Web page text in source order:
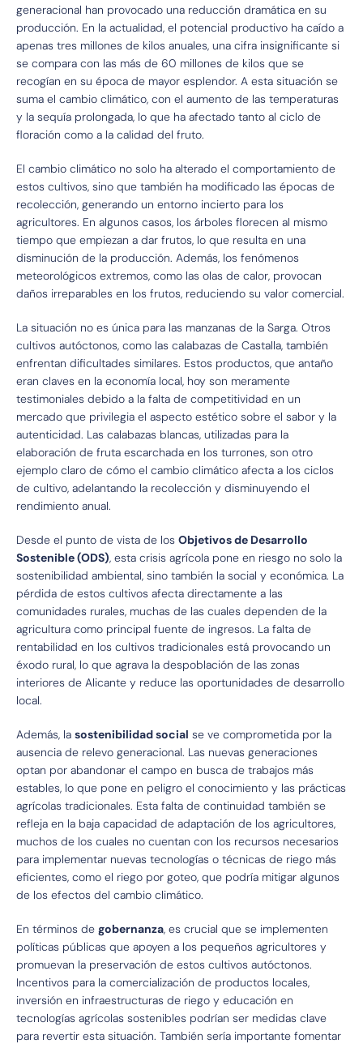
generacional han provocado una reducción dramática en su
producción. En la actualidad, el potencial productivo ha caído a
apenas tres millones de kilos anuales, una cifra insignificante si
se compara con las más de 60 millones de kilos que se
recogían en su época de mayor esplendor. A esta situación se
suma el cambio climático, con el aumento de las temperaturas
y la sequía prolongada, lo que ha afectado tanto al ciclo de
floración como a la calidad del fruto.
El cambio climático no solo ha alterado el comportamiento de
estos cultivos, sino que también ha modificado las épocas de
recolección, generando un entorno incierto para los
agricultores. En algunos casos, los árboles florecen al mismo
tiempo que empiezan a dar frutos, lo que resulta en una
disminución de la producción. Además, los fenómenos
meteorológicos extremos, como las olas de calor, provocan
daños irreparables en los frutos, reduciendo su valor comercial.
La situación no es única para las manzanas de la Sarga. Otros
cultivos autóctonos, como las calabazas de Castalla, también
enfrentan dificultades similares. Estos productos, que antaño
eran claves en la economía local, hoy son meramente
testimoniales debido a la falta de competitividad en un
mercado que privilegia el aspecto estético sobre el sabor y la
autenticidad. Las calabazas blancas, utilizadas para la
elaboración de fruta escarchada en los turrones, son otro
ejemplo claro de cómo el cambio climático afecta a los ciclos
de cultivo, adelantando la recolección y disminuyendo el
rendimiento anual.
Desde el punto de vista de los Objetivos de Desarrollo
Sostenible (ODS), esta crisis agrícola pone en riesgo no solo la
sostenibilidad ambiental, sino también la social y económica. La
pérdida de estos cultivos afecta directamente a las
comunidades rurales, muchas de las cuales dependen de la
agricultura como principal fuente de ingresos. La falta de
rentabilidad en los cultivos tradicionales está provocando un
éxodo rural, lo que agrava la despoblación de las zonas
interiores de Alicante y reduce las oportunidades de desarrollo
local.
Además, la sostenibilidad social se ve comprometida por la
ausencia de relevo generacional. Las nuevas generaciones
optan por abandonar el campo en busca de trabajos más
estables, lo que pone en peligro el conocimiento y las prácticas
agrícolas tradicionales. Esta falta de continuidad también se
refleja en la baja capacidad de adaptación de los agricultores,
muchos de los cuales no cuentan con los recursos necesarios
para implementar nuevas tecnologías o técnicas de riego más
eficientes, como el riego por goteo, que podría mitigar algunos
de los efectos del cambio climático.
En términos de gobernanza, es crucial que se implementen
políticas públicas que apoyen a los pequeños agricultores y
promuevan la preservación de estos cultivos autóctonos.
Incentivos para la comercialización de productos locales,
inversión en infraestructuras de riego y educación en
tecnologías agrícolas sostenibles podrían ser medidas clave
para revertir esta situación. También sería importante fomentar